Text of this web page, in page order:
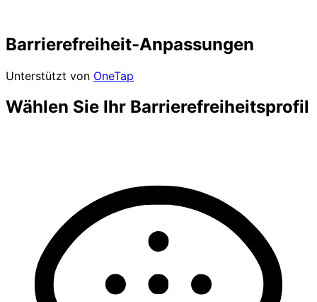
Barrierefreiheit-Anpassungen
Unterstützt von OneTap
Wählen Sie Ihr Barrierefreiheitsprofil